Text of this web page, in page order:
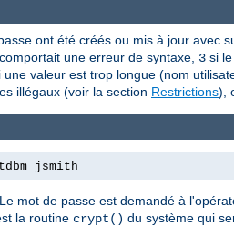
ont été créés ou mis à jour avec
une erreur de syntaxe, 3 si
une valeur est trop longue (nom
illégaux (voir la section Restrictions),
jsmith
mot de passe est demandé à
la routine crypt() du système qui